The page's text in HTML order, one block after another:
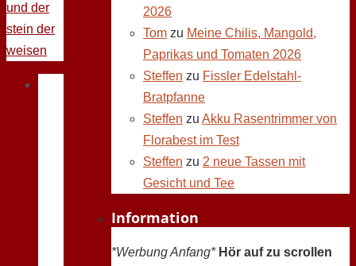
und der
stein der
weisen
2026
Tom zu Meine Chilis, Mangold,
Paprikas und Tomaten 2026
Steffen zu Fissler Edelstahl-
Bratpfanne
Steffen zu Akku Rasentrimmer von
Florabest im Test
Steffen zu 2 neue Tassen mit
Gesicht und Tee
Information
*Werbung Anfang* Hör auf zu scrollen